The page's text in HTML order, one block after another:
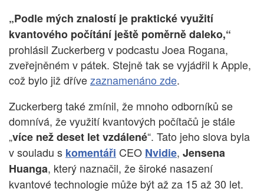
„Podle mých znalostí je praktické využití
kvantového počítání ještě poměrně daleko,“
prohlásil Zuckerberg v podcastu Joea Rogana,
zveřejněném v pátek. Stejně tak se vyjádřil k Apple,
což bylo již dřívezaznamenáno zde.
Zuckerberg také zmínil, že mnoho odborníků se
domnívá, že využití kvantových počítačů je stále
„více než deset let vzdálené“. Tato jeho slova byla
v souladu s komentáři CEO Nvidie, Jensena
Huanga, který naznačil, že široké nasazení
kvantové technologie může být až za 15 až 30 let.